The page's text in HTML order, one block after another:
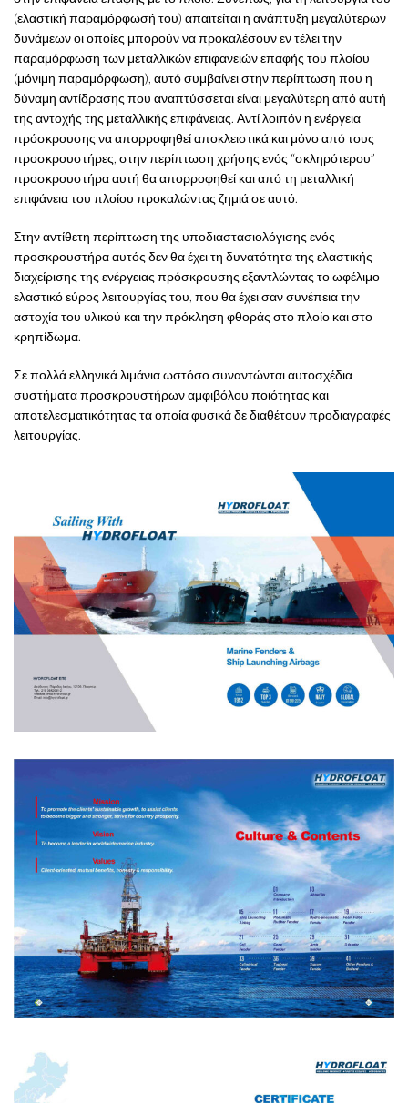
(ελαστική παραμόρφωσή του) απαιτείται η ανάπτυξη μεγαλύτερων
δυνάμεων οι οποίες μπορούν να προκαλέσουν εν τέλει την
παραμόρφωση των μεταλλικών επιφανειών επαφής του πλοίου
(μόνιμη παραμόρφωση), αυτό συμβαίνει στην περίπτωση που η
δύναμη αντίδρασης που αναπτύσσεται είναι μεγαλύτερη από αυτή
της αντοχής της μεταλλικής επιφάνειας. Αντί λοιπόν η ενέργεια
πρόσκρουσης να απορροφηθεί αποκλειστικά και μόνο από τους
προσκρουστήρες, στην περίπτωση χρήσης ενός “σκληρότερου”
προσκρουστήρα αυτή θα απορροφηθεί και από τη μεταλλική
επιφάνεια του πλοίου προκαλώντας ζημιά σε αυτό.
Στην αντίθετη περίπτωση της υποδιαστασιολόγισης ενός
προσκρουστήρα αυτός δεν θα έχει τη δυνατότητα της ελαστικής
διαχείρισης της ενέργειας πρόσκρουσης εξαντλώντας το ωφέλιμο
ελαστικό εύρος λειτουργίας του, που θα έχει σαν συνέπεια την
αστοχία του υλικού και την πρόκληση φθοράς στο πλοίο και στο
κρηπίδωμα.
Σε πολλά ελληνικά λιμάνια ωστόσο συναντώνται αυτοσχέδια
συστήματα προσκρουστήρων αμφιβόλου ποιότητας και
αποτελεσματικότητας τα οποία φυσικά δε διαθέτουν προδιαγραφές
λειτουργίας.